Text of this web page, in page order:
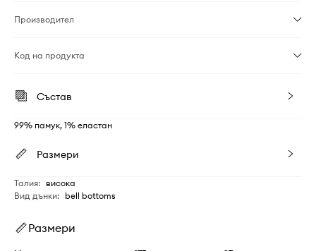
Производител
Код на продукта
Състав
99% памук, 1% еластан
Размери
Талия: висока
Вид дънки: bell bottoms
Размери